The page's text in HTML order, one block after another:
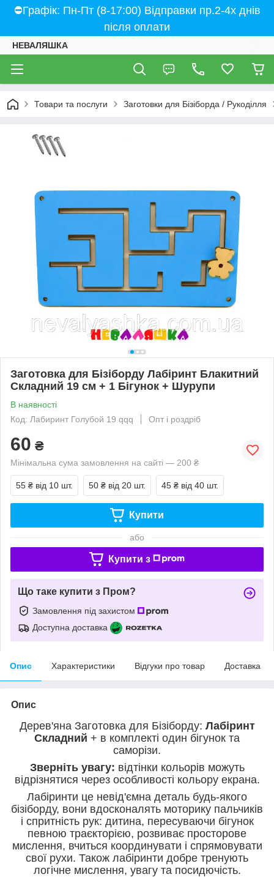
⛔Графік: Пн-Пт (8-17:00) Відправки пр.2-4х днів
після оплати
НЕВАЛЯШКА
Товари та послуги Заготовки для Бізіборда / Рукоділля
Заготовка для Бізіборду Лабіринт Блакитний
Складний 19 см + 1 Бігунок + Шурупи
В наявності
Код: Лабиринт Голубой 19 qqq
Опт і роздріб
60 ₴
Мінімальна сума замовлення на сайті — 200 ₴
55 ₴ від 10 шт. 50 ₴ від 20 шт. 45 ₴ від 40 шт.
Купити
або
Купити з
Що таке купити з Пром?
Замовлення під захистом
Доступна доставка
Опис Характеристики Відгуки про товар Доставка
Опис
Дерев'яна Заготовка для Бізіборду: Лабіринт
Складний + в комплекті один бігунок та
саморізи.
Зверніть увагу: відтінки кольорів можуть
відрізнятися через особливості кольору екрана.
Лабіринти це невід'ємна деталь будь-якого
бізіборду, вони вдосконалять моторику пальчиків
і спритність рук: дитина, пересуваючи бігунок
певною траєкторією, розвиває просторове
мислення, вчиться координувати і спрямовувати
свої рухи. Також лабіринти добре тренують
логічне мислення, увагу та посидючість.